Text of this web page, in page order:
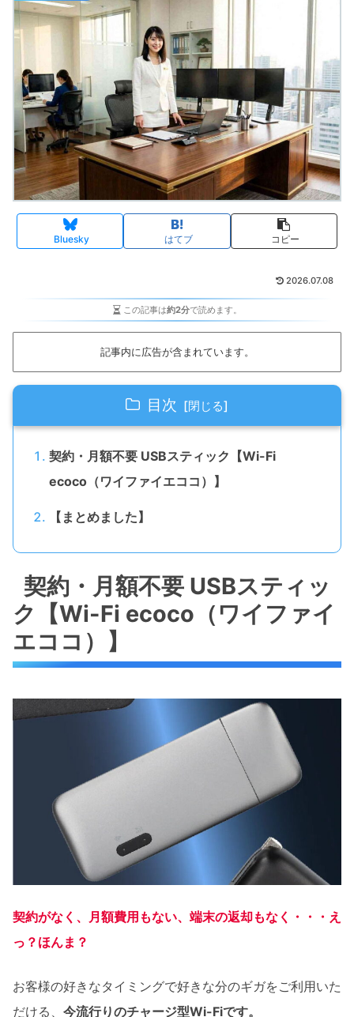
Bluesky はてブ コピー
2026.07.08
この記事は約2分で読めます。
記事内に広告が含まれています。
目次
契約・月額不要 USBスティック【Wi-Fi
ecoco（ワイファイエココ）】
【まとめました】
契約・月額不要 USBスティッ
ク【Wi-Fi ecoco（ワイファイ
エココ）】
契約がなく、月額費用もない、端末の返却もなく・・・え
っ？ほんま？
お客様の好きなタイミングで好きな分のギガをご利用いた
だける、 今流行りのチャージ型Wi-Fiです。